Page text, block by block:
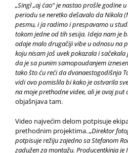
„Singl „aj ćao“ je nastao prošle godine
periodu se neretko dešavalo da Nikola
pesmu, i ja radimo i prespavamo u
tokom jedne od tih sesija. Ideja nam je
odaje malo drugačiji vibe u odnosu na
koju nisam još uvek pokazala i
da je sa punim samopoudanjem
tako što ću reći da dvanaestogodišnja
vidi ovo pomislila bi kako je ostvarila
na moje prethodne videe, ali je ovaj put
objašnjava tam.
Video najvećim delom potpisuje
prethodnim projektima.„Direktor
potpisuje režiju zajedno sa Stefanom
zadužen za montažu. Producentkinja je